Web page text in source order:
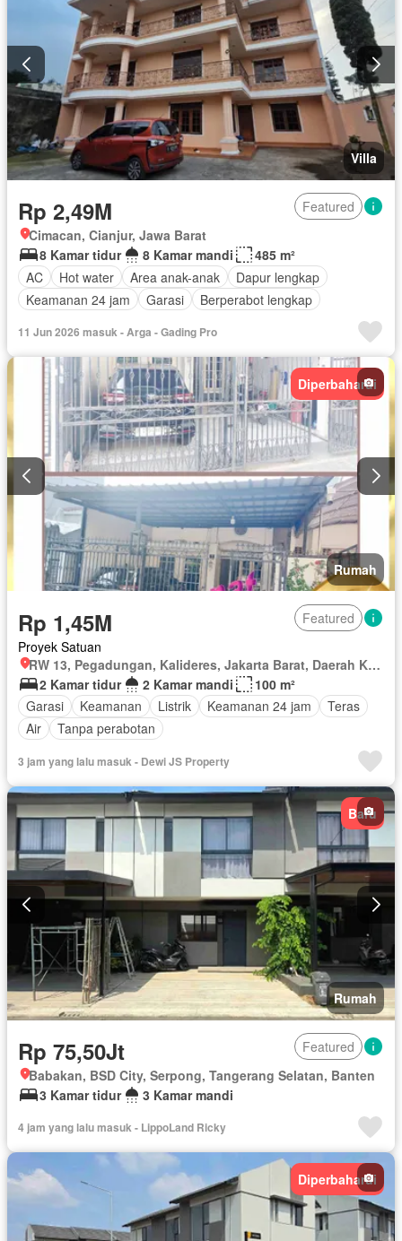
Villa
Rp 2,49M
Featured
Cimacan, Cianjur, Jawa Barat
8 Kamar tidur
8 Kamar mandi
485 m²
AC
Hot water Area anak-anak
Dapur lengkap
Keamanan 24 jam
Garasi Berperabot lengkap
11 Jun 2026 masuk - Arga - Gading Pro
Diperbaharui
Rumah
Rp 1,45M
Featured
Proyek Satuan
RW 13, Pegadungan, Kalideres, Jakarta Barat, Daerah Khusus Ibukota Jakarta
2 Kamar tidur
2 Kamar mandi
100 m²
Garasi
Keamanan Listrik Keamanan 24 jam
Teras
Air
Tanpa perabotan
3 jam yang lalu masuk - Dewi JS Property
Baru
Rumah
Rp 75,50Jt
Featured
Babakan, BSD City, Serpong, Tangerang Selatan, Banten
3 Kamar tidur
3 Kamar mandi
4 jam yang lalu masuk - LippoLand Ricky
Diperbaharui